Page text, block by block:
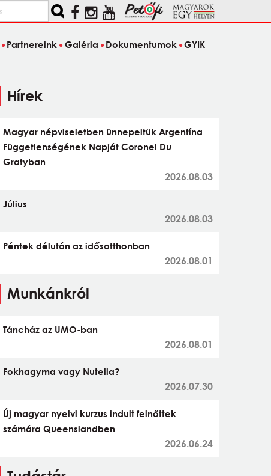
Partnereink Galéria Dokumentumok GYIK
Hírek
Magyar népviseletben ünnepeltük Argentína
Függetlenségének Napját Coronel Du
Gratyban
2026.08.03
Július
2026.08.03
Péntek délután az idősotthonban
2026.08.01
Munkánkról
Táncház az UMO-ban
2026.08.01
Fokhagyma vagy Nutella?
2026.07.30
Új magyar nyelvi kurzus indult felnőttek
számára Queenslandben
2026.06.24